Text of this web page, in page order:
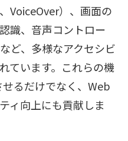
VoiceOver）、画面の
識、音声コントロー
ど、多様なアクセシビ
ています。これらの機
るだけでなく、Web
ィ向上にも貢献しま